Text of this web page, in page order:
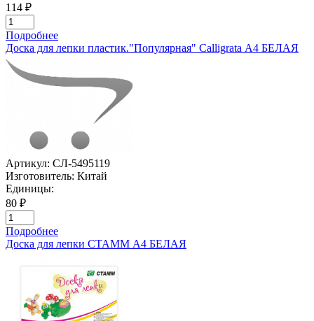
114 ₽
Подробнее
Доска для лепки пластик."Популярная" Calligrata А4 БЕЛАЯ
Артикул: СЛ-5495119
Изготовитель: Китай
Единицы:
80 ₽
Подробнее
Доска для лепки СТАММ А4 БЕЛАЯ